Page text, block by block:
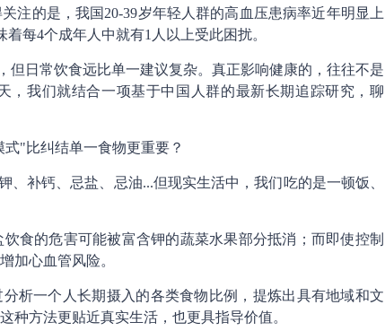
注的是，我国20-39岁年轻人群的高血压患病率近年明显上
每4个成年人中就有1人以上受此困扰。
日常饮食远比单一建议复杂。真正影响健康的，往往不是
，我们就结合一项基于中国人群的最新长期追踪研究，聊
"比纠结单一食物更重要？
补钙、忌盐、忌油...但现实生活中，我们吃的是一顿饭、
食的危害可能被富含钾的蔬菜水果部分抵消；而即使控制
加心血管风险。
析一个人长期摄入的各类食物比例，提炼出具有地域和文
种方法更贴近真实生活，也更具指导价值。